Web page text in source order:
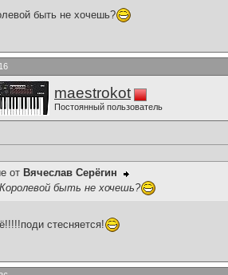
быть не хочешь?
maestrokot
Постоянный пользователь
от Вячеслав Серёгин
быть не хочешь?
стесняется!